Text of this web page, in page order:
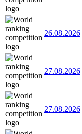
26.08.2026
27.08.2026
27.08.2026